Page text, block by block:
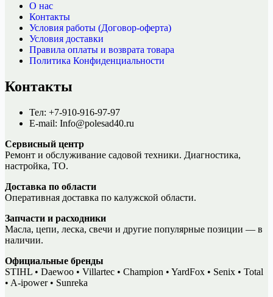
О нас
Контакты
Условия работы (Договор-оферта)
Условия доставки
Правила оплаты и возврата товара
Политика Конфиденциальности
Контакты
Тел: +7-910-916-97-97
E-mail: Info@polesad40.ru
Сервисный центр
Ремонт и обслуживание садовой техники. Диагностика,
настройка, ТО.
Доставка по области
Оперативная доставка по калужской области.
Запчасти и расходники
Масла, цепи, леска, свечи и другие популярные позиции — в
наличии.
Официальные бренды
STIHL • Daewoo • Villartec • Champion • YardFox • Senix • Total
• A-ipower • Sunreka